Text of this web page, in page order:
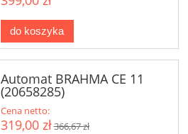
do koszyka
Automat BRAHMA CE 11
(20658285)
Cena netto:
319,00 zł366,67 zł